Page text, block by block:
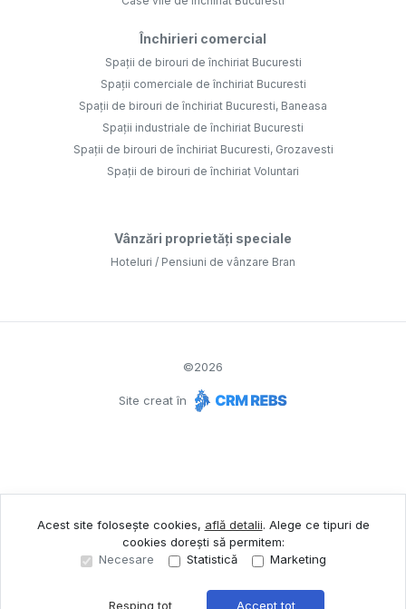
Închirieri comercial
Spații de birouri de închiriat Bucuresti
Spații comerciale de închiriat Bucuresti
Spații de birouri de închiriat Bucuresti, Baneasa
Spații industriale de închiriat Bucuresti
Spații de birouri de închiriat Bucuresti, Grozavesti
Spații de birouri de închiriat Voluntari
Vânzări proprietăți speciale
Hoteluri / Pensiuni de vânzare Bran
©2026
Site creat în
Acest site folosește cookies, află detalii. Alege ce tipuri de
cookies dorești să permitem:
Necesare
Statistică Marketing
Resping tot Accept tot